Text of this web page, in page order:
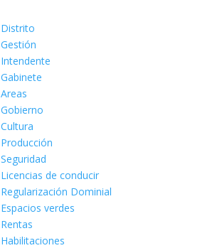
Distrito
Gestión
Intendente
Gabinete
Areas
Gobierno
Cultura
Producción
Seguridad
Licencias de conducir
Regularización Dominial
Espacios verdes
Rentas
Habilitaciones